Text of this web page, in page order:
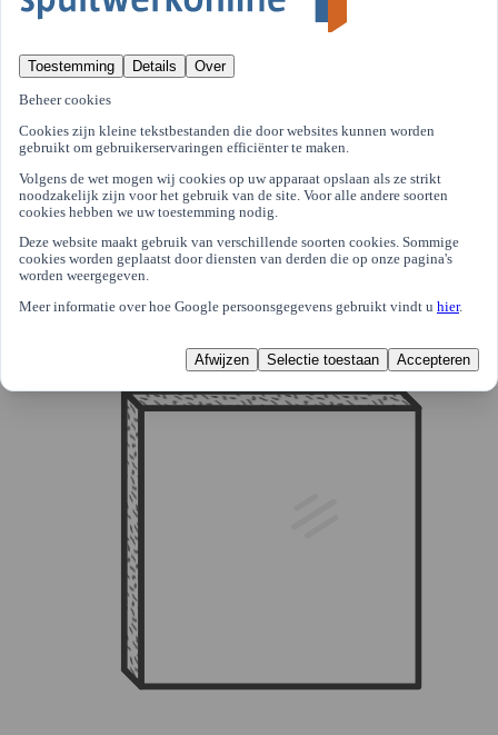
Verf/lak
Toestemming Details Over
Beheer cookies
Cookies zijn kleine tekstbestanden die door websites kunnen worden
gebruikt om gebruikerservaringen efficiënter te maken.
Volgens de wet mogen wij cookies op uw apparaat opslaan als ze strikt
noodzakelijk zijn voor het gebruik van de site. Voor alle andere soorten
cookies hebben we uw toestemming nodig.
Deze website maakt gebruik van verschillende soorten cookies. Sommige
cookies worden geplaatst door diensten van derden die op onze pagina's
worden weergegeven.
Meer informatie over hoe Google persoonsgegevens gebruikt vindt u hier.
Afwijzen Selectie toestaan Accepteren